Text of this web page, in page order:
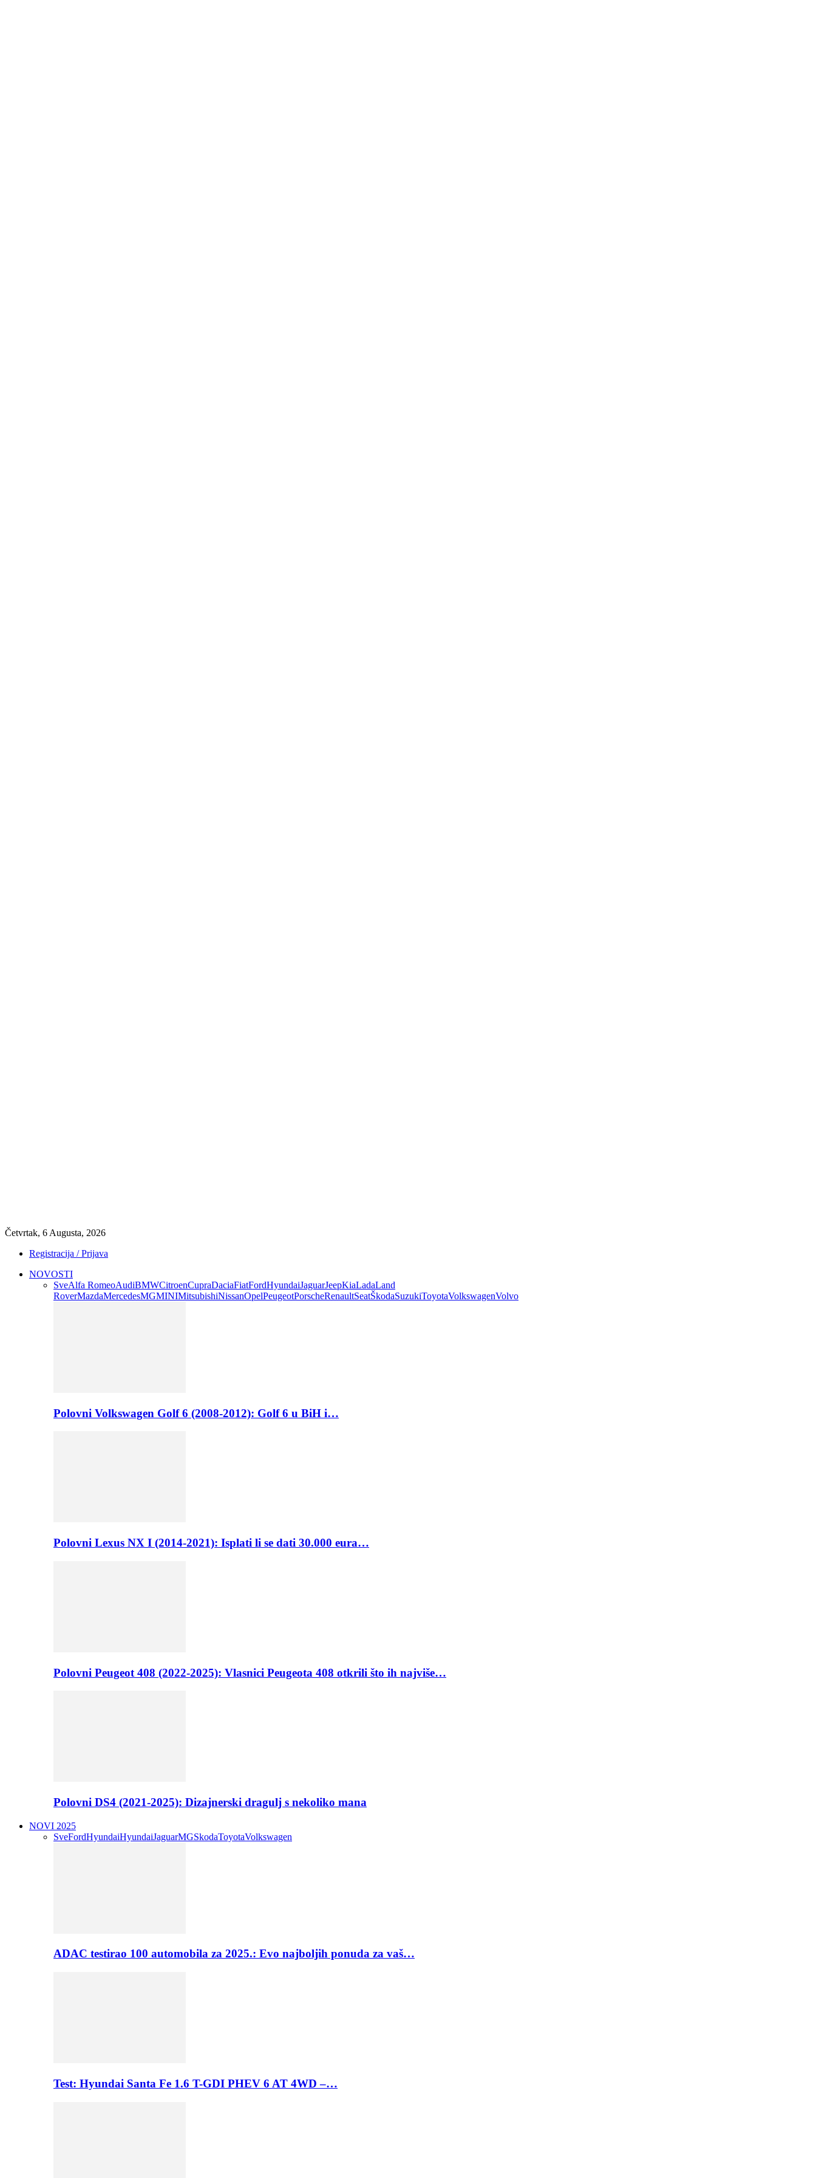
Četvrtak, 6 Augusta, 2026
Registracija / Prijava
NOVOSTI
SveAlfa RomeoAudiBMWCitroenCupraDaciaFiatFordHyundaiJaguarJeepKiaLadaLand
RoverMazdaMercedesMGMINIMitsubishiNissanOpelPeugeotPorscheRenaultSeatŠkodaSuzukiToyotaVolkswagenVolvo
Polovni Volkswagen Golf 6 (2008-2012): Golf 6 u BiH i…
Polovni Lexus NX I (2014-2021): Isplati li se dati 30.000 eura…
Polovni Peugeot 408 (2022-2025): Vlasnici Peugeota 408 otkrili što ih najviše…
Polovni DS4 (2021-2025): Dizajnerski dragulj s nekoliko mana
NOVI 2025
SveFordHyundaiHyundaiJaguarMGSkodaToyotaVolkswagen
ADAC testirao 100 automobila za 2025.: Evo najboljih ponuda za vaš…
Test: Hyundai Santa Fe 1.6 T-GDI PHEV 6 AT 4WD –…